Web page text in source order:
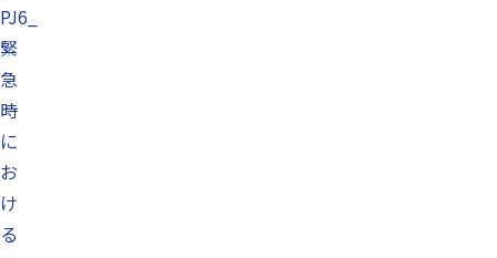
PJ6_
緊
急
時
に
お
け
る